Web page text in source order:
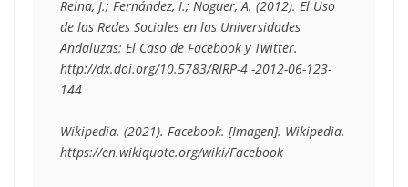
Reina, J.; Fernández, I.; Noguer, A. (2012). El Uso
de las Redes Sociales en las Universidades
Andaluzas: El Caso de Facebook y Twitter.
http://dx.doi.org/10.5783/RIRP-4 -2012-06-123-
144
Wikipedia. (2021). Facebook. [Imagen]. Wikipedia.